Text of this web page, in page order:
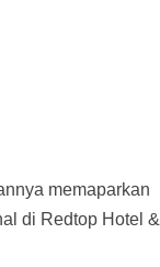
memaparkan
di Redtop Hotel &